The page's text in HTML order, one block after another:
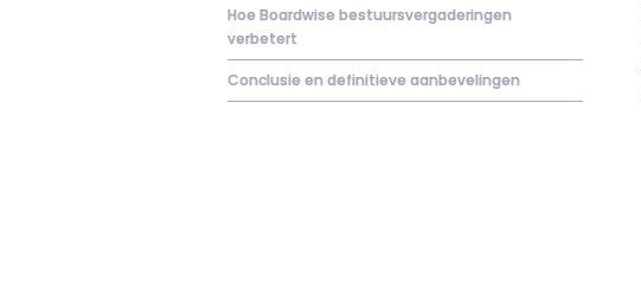
Hoe Boardwise bestuursvergaderingen
verbetert
Conclusie en definitieve aanbevelingen